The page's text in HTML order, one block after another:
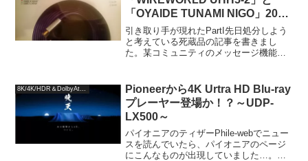
「OYAIDE TUNAMI NIGO」2017
年1月(1)
引き取り手が現れたPartI先日処分しよう
と考えている死蔵品の記事を書きまし
た。某コミュニティのメッセージ機能で
れる品ケーブル類はたくさんいらないも
のがありますが、と...
Pioneerから4K Urtra HD Blu-ray
プレーヤー登場か！？～UDP-
LX500～
パイオニアのティザーPhile-webでニュー
スを読んでいたら、パイオニアのページ
にこんなものが出現していました…。も